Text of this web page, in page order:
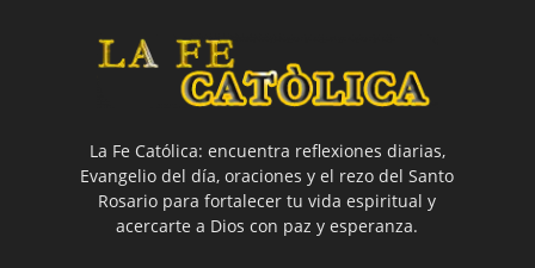
La Fe Católica: encuentra reflexiones diarias,
Evangelio del día, oraciones y el rezo del Santo
Rosario para fortalecer tu vida espiritual y
acercarte a Dios con paz y esperanza.